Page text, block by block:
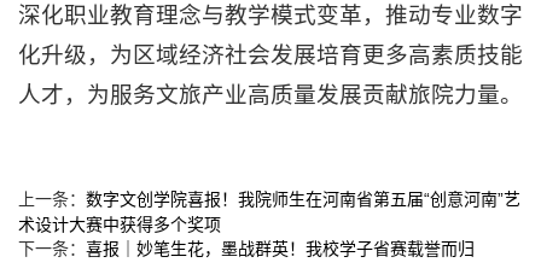
深化职业教育理念与教学模式变革，推动专业数字
化升级，为区域经济社会发展培育更多高素质技能
人才，为服务文旅产业高质量发展贡献旅院力量。
上一条： 数字文创学院喜报！我院师生在河南省第五届“创意河南”艺
术设计大赛中获得多个奖项
下一条： 喜报｜妙笔生花，墨战群英！我校学子省赛载誉而归